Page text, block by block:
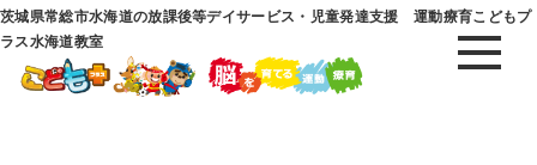
茨城県常総市水海道の放課後等デイサービス・児童発達支援 運動療育こどもプ
ラス水海道教室